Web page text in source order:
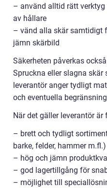
– använd alltid rätt
av hållare
– vänd alla skär samtidigt
jämn skärbild
Säkerheten påverkas
Spruckna eller slagna skär
leverantör anger tydligt
och eventuella
När det gäller leverantör
– brett och tydligt
barke, felder, hammer m.fl.)
– hög och jämn
– god lagertillgång för
– möjlighet till